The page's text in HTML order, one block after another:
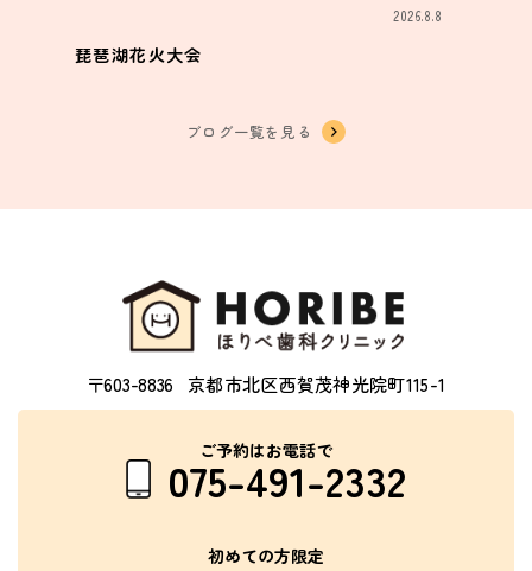
2026.8.8
琵琶湖花火大会
ブログ一覧を見る
〒603-8836 京都市北区西賀茂神光院町115-1
ご予約はお電話で
075-491-2332
初めての方限定